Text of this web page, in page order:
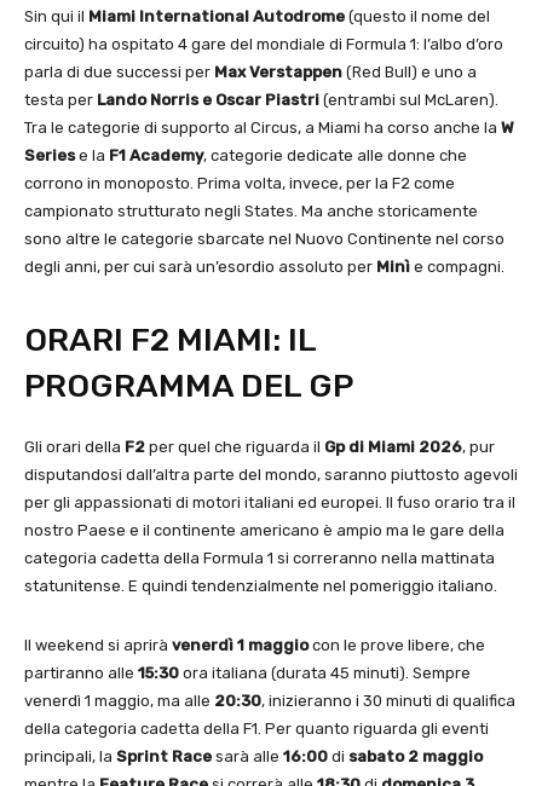
Sin qui il Miami International Autodrome (questo il nome del
circuito) ha ospitato 4 gare del mondiale di Formula 1: l’albo d’oro
parla di due successi per Max Verstappen (Red Bull) e uno a
testa per Lando Norris e Oscar Piastri (entrambi sul McLaren).
Tra le categorie di supporto al Circus, a Miami ha corso anche la W
Seriese la F1 Academy, categorie dedicate alle donne che
corrono in monoposto. Prima volta, invece, per la F2 come
campionato strutturato negli States. Ma anche storicamente
sono altre le categorie sbarcate nel Nuovo Continente nel corso
degli anni, per cui sarà un’esordio assoluto per Minì e compagni.
ORARI F2 MIAMI: IL
PROGRAMMA DEL GP
Gli orari della F2 per quel che riguarda il Gp di Miami 2026, pur
disputandosi dall’altra parte del mondo, saranno piuttosto agevoli
per gli appassionati di motori italiani ed europei. Il fuso orario tra il
nostro Paese e il continente americano è ampio ma le gare della
categoria cadetta della Formula 1 si correranno nella mattinata
statunitense. E quindi tendenzialmente nel pomeriggio italiano.
Il weekend si aprirà venerdì 1 maggiocon le prove libere, che
partiranno alle 15:30 ora italiana (durata 45 minuti). Sempre
venerdì 1 maggio, ma alle 20:30, inizieranno i 30 minuti di qualifica
della categoria cadetta della F1. Per quanto riguarda gli eventi
principali, la Sprint Race sarà alle 16:00 di sabato 2 maggio